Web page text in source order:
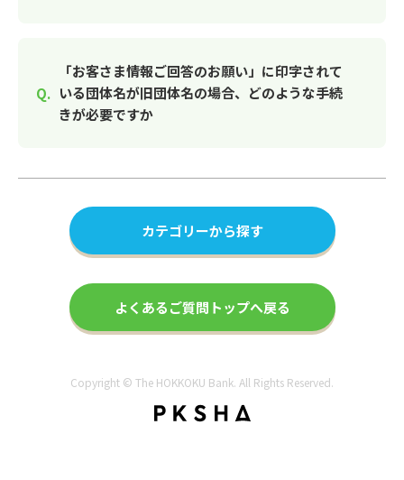
「お客さま情報ご回答のお願い」に印字されて
いる団体名が旧団体名の場合、どのような手続
きが必要ですか
カテゴリーから探す
よくあるご質問トップへ戻る
Copyright © The HOKKOKU Bank. All Rights Reserved.